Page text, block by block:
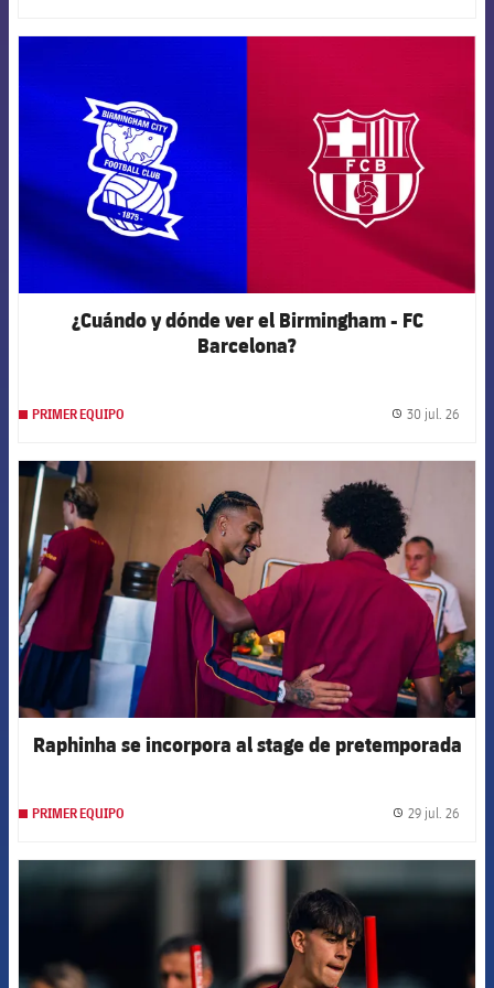
¿Cuándo y dónde ver el Birmingham - FC
Barcelona?
PRIMER EQUIPO 30 jul. 26
Raphinha se incorpora al stage de pretemporada
PRIMER EQUIPO 29 jul. 26